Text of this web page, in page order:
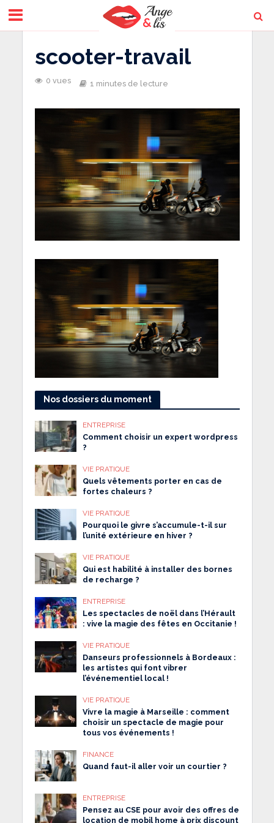
scooter-travail
0 vues 1 minutes de lecture
Nos dossiers du moment
ENTREPRISE
Comment choisir un expert wordpress
?
VIE PRATIQUE
Quels vêtements porter en cas de
fortes chaleurs ?
VIE PRATIQUE
Pourquoi le givre s’accumule-t-il sur
l’unité extérieure en hiver ?
VIE PRATIQUE
Qui est habilité à installer des bornes
de recharge ?
ENTREPRISE
Les spectacles de noël dans l’Hérault
: vive la magie des fêtes en Occitanie !
VIE PRATIQUE
Danseurs professionnels à Bordeaux :
les artistes qui font vibrer
l’événementiel local !
VIE PRATIQUE
Vivre la magie à Marseille : comment
choisir un spectacle de magie pour
tous vos événements !
FINANCE
Quand faut-il aller voir un courtier ?
ENTREPRISE
Pensez au CSE pour avoir des offres de
location de mobil home à prix discount